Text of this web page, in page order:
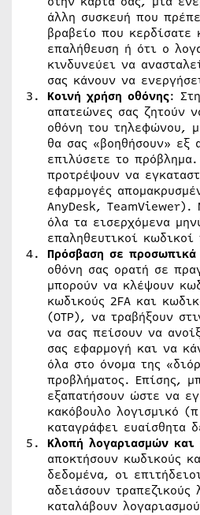
άλλη συσκευή που
βραβείο που κερδίσατε
επαλήθευση ή ότι ο
κινδυνεύει να
σας κάνουν να
Κοινή χρήση οθόνης:
απατεώνες σας ζητούν
οθόνη του τηλεφώνου,
θα σας «βοηθήσουν» εξ
επιλύσετε το
προτρέψουν να
εφαρμογές
AnyDesk, TeamViewer).
όλα τα εισερχόμενα
επαληθευτικοί κωδικοί
Πρόσβαση σε προσωπικά
οθόνη σας ορατή σε
μπορούν να κλέψουν
κωδικούς 2FA και
(OTP), να τραβήξουν
να σας πείσουν να
σας εφαρμογή και να
όλα στο όνομα της
προβλήματος. Επίσης,
εξαπατήσουν ώστε να
κακόβουλο λογισμικό
καταγράφει ευαίσθητα
Κλοπή λογαριασμών και
αποκτήσουν κωδικούς
δεδομένα, οι
αδειάσουν τραπεζικούς
καταλάβουν